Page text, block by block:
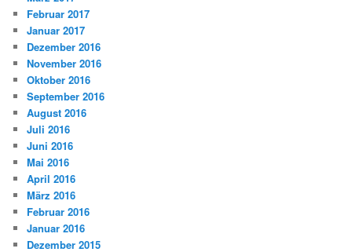
Februar 2017
Januar 2017
Dezember 2016
November 2016
Oktober 2016
September 2016
August 2016
Juli 2016
Juni 2016
Mai 2016
April 2016
März 2016
Februar 2016
Januar 2016
Dezember 2015